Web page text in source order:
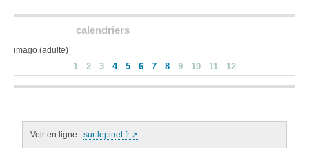
calendriers
imago (adulte)
1 2 3 4 5 6 7 8 9 10 11 12
Voir en ligne : sur lepinet.fr